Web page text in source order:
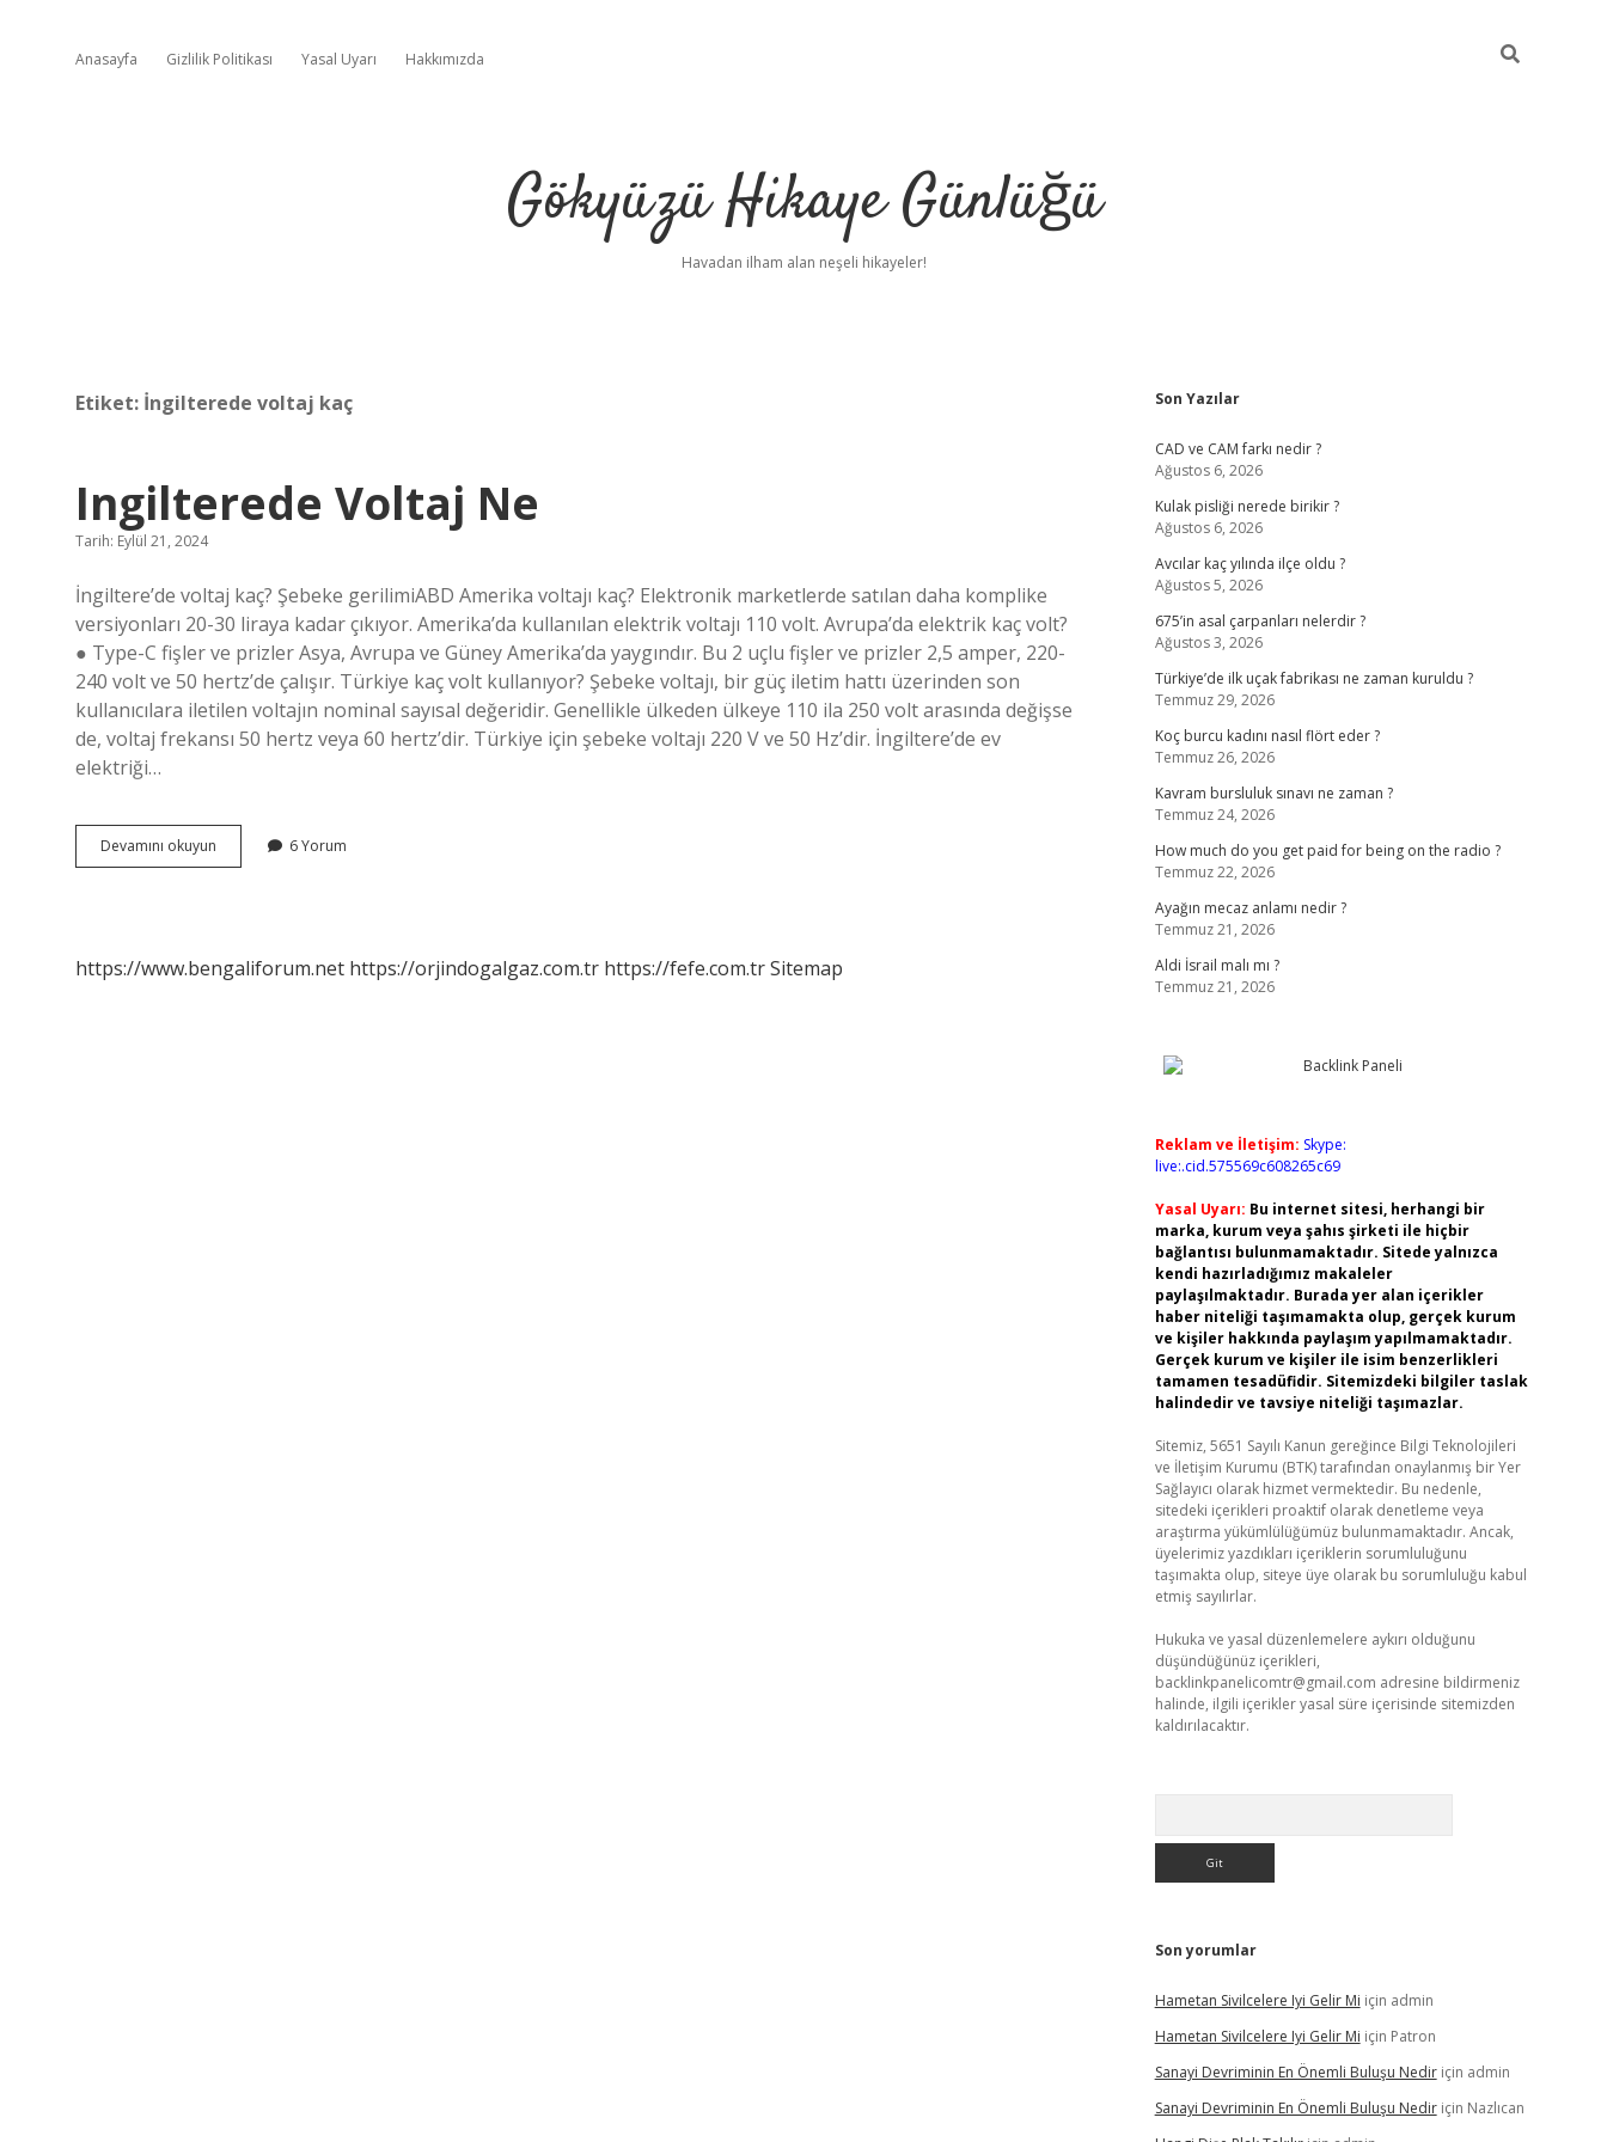
Anasayfa Gizlilik Politikası Yasal Uyarı Hakkımızda
Gökyüzü Hikaye Günlüğü
Havadan ilham alan neşeli hikayeler!
Etiket: İngilterede voltaj kaç
Ingilterede Voltaj Ne
Tarih: Eylül 21, 2024
İngiltere’de voltaj kaç? Şebeke gerilimiABD Amerika voltajı kaç? Elektronik marketlerde satılan daha komplike
versiyonları 20-30 liraya kadar çıkıyor. Amerika’da kullanılan elektrik voltajı 110 volt. Avrupa’da elektrik kaç volt?
● Type-C fişler ve prizler Asya, Avrupa ve Güney Amerika’da yaygındır. Bu 2 uçlu fişler ve prizler 2,5 amper, 220-
240 volt ve 50 hertz’de çalışır. Türkiye kaç volt kullanıyor? Şebeke voltajı, bir güç iletim hattı üzerinden son
kullanıcılara iletilen voltajın nominal sayısal değeridir. Genellikle ülkeden ülkeye 110 ila 250 volt arasında değişse
de, voltaj frekansı 50 hertz veya 60 hertz’dir. Türkiye için şebeke voltajı 220 V ve 50 Hz’dir. İngiltere’de ev
elektriği…
Devamını okuyun Ingilterede
Voltaj
6 Yorum
https://www.bengaliforum.net https://orjindogalgaz.com.tr https://fefe.com.trSitemap
Sidebar
Son Yazılar
CAD ve CAM farkı nedir ?
Ağustos 6, 2026
Kulak pisliği nerede birikir ?
Ağustos 6, 2026
Avcılar kaç yılında ilçe oldu ?
Ağustos 5, 2026
675’in asal çarpanları nelerdir ?
Ağustos 3, 2026
Türkiye’de ilk uçak fabrikası ne zaman kuruldu ?
Temmuz 29, 2026
Koç burcu kadını nasıl flört eder ?
Temmuz 26, 2026
Kavram bursluluk sınavı ne zaman ?
Temmuz 24, 2026
How much do you get paid for being on the radio ?
Temmuz 22, 2026
Ayağın mecaz anlamı nedir ?
Temmuz 21, 2026
Aldi İsrail malı mı ?
Temmuz 21, 2026
Reklam ve İletişim: Skype:
live:.cid.575569c608265c69
Yasal Uyarı: Bu internet sitesi, herhangi bir
marka, kurum veya şahıs şirketi ile hiçbir
bağlantısı bulunmamaktadır. Sitede yalnızca
kendi hazırladığımız makaleler
paylaşılmaktadır. Burada yer alan içerikler
haber niteliği taşımamakta olup, gerçek kurum
ve kişiler hakkında paylaşım yapılmamaktadır.
Gerçek kurum ve kişiler ile isim benzerlikleri
tamamen tesadüfidir. Sitemizdeki bilgiler taslak
halindedir ve tavsiye niteliği taşımazlar.
Sitemiz, 5651 Sayılı Kanun gereğince Bilgi Teknolojileri
ve İletişim Kurumu (BTK) tarafından onaylanmış bir Yer
Sağlayıcı olarak hizmet vermektedir. Bu nedenle,
sitedeki içerikleri proaktif olarak denetleme veya
araştırma yükümlülüğümüz bulunmamaktadır. Ancak,
üyelerimiz yazdıkları içeriklerin sorumluluğunu
taşımakta olup, siteye üye olarak bu sorumluluğu kabul
etmiş sayılırlar.
Hukuka ve yasal düzenlemelere aykırı olduğunu
düşündüğünüz içerikleri,
backlinkpanelicomtr@gmail.com adresine bildirmeniz
halinde, ilgili içerikler yasal süre içerisinde sitemizden
kaldırılacaktır.
Son yorumlar
Hametan Sivilcelere Iyi Gelir Mi için admin
Hametan Sivilcelere Iyi Gelir Mi için Patron
Sanayi Devriminin En Önemli Buluşu Nediriçin admin
Sanayi Devriminin En Önemli Buluşu Nediriçin Nazlıcan